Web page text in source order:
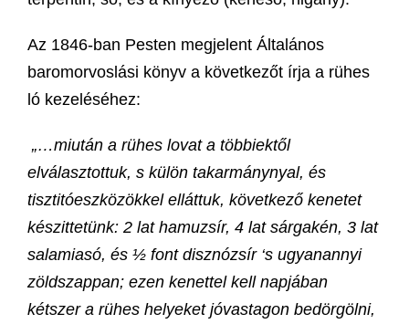
Az 1846-ban Pesten megjelent Általános
baromorvoslási könyv a következőt írja a rühes
ló kezeléséhez:
„…miután a rühes lovat a többiektől
elválasztottuk, s külön takarmánynyal, és
tisztitóeszközökkel elláttuk, következő kenetet
készittetünk: 2 lat hamuzsír, 4 lat sárgakén, 3 lat
salamiasó, és ½ font disznózsír ‘s ugyanannyi
zöldszappan; ezen kenettel kell napjában
kétszer a rühes helyeket jóvastagon bedörgölni,